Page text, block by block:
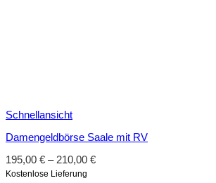
Schnellansicht
Damengeldbörse Saale mit RV
195,00 € – 210,00 €
Kostenlose Lieferung